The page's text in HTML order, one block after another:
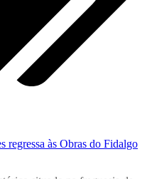
às Obras do Fidalgo